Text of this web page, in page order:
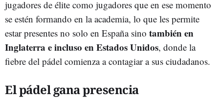
jugadores de élite como jugadores que en ese momento
se estén formando en la academia, lo que les permite
estar presentes no solo en España sino también en
Inglaterra e incluso en Estados Unidos, donde la
fiebre del pádel comienza a contagiar a sus ciudadanos.
El pádel gana presencia